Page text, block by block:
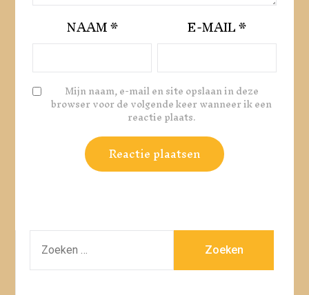
NAAM* E-MAIL*
Mijn naam, e-mail en site opslaan in deze
browser voor de volgende keer wanneer ik een
reactie plaats.
NAAR: